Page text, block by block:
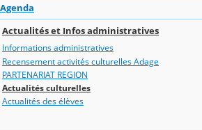
Agenda
Actualités et Infos administratives
Informations administratives
Recensement activités culturelles Adage
PARTENARIAT REGION
Actualités culturelles
Actualités des élèves